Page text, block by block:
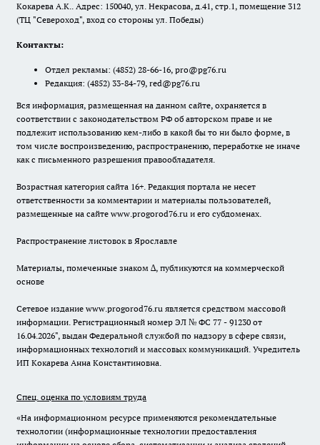
Кокарева А.К.. Адрес: 150040, ул. Некрасова, д.41, стр.1, помещение 312
(ТЦ "Североход", вход со стороны ул. Победы)
Контакты:
Отдел рекламы: (4852) 28-66-16, pro@pg76.ru
Редакция: (4852) 33-84-79, red@pg76.ru
Вся информация, размещенная на данном сайте, охраняется в
соответствии с законодательством РФ об авторском праве и не
подлежит использованию кем-либо в какой бы то ни было форме, в
том числе воспроизведению, распространению, переработке не иначе
как с письменного разрешения правообладателя.
Возрастная категория сайта 16+. Редакция портала не несет
ответственности за комментарии и материалы пользователей,
размещенные на сайте www.progorod76.ru и его субдоменах.
Распространение листовок в Ярославле
Материалы, помеченные знаком ∆, публикуются на коммерческой
основе
Сетевое издание www.progorod76.ru является средством массовой
информации. Регистрационный номер ЭЛ № ФС 77 - 91230 от
16.04.2026", выдан Федеральной службой по надзору в сфере связи,
информационных технологий и массовых коммуникаций. Учредитель
ИП Кокарева Анна Константиновна.
Спец. оценка по условиям труда
«На информационном ресурсе применяются рекомендательные
технологии (информационные технологии предоставления